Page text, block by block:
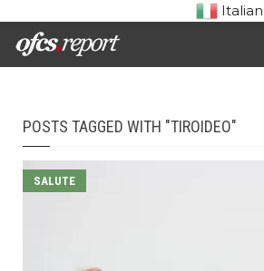
Italian
POSTS TAGGED WITH "TIROIDEO"
SALUTE